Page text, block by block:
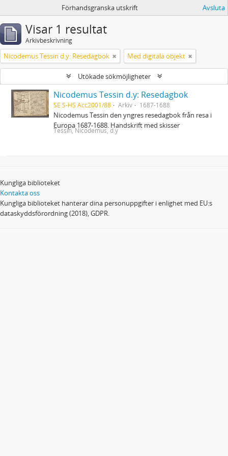
Förhandsgranska utskrift Avsluta
Visar 1 resultat
Arkivbeskrivning
Nicodemus Tessin d.y: Resedagbok Med digitala objekt
Utökade sökmöjligheter
Nicodemus Tessin d.y: Resedagbok
SE S-HS Acc2001/88 Arkiv 1687-1688
Nicodemus Tessin den yngres resedagbok från resa i
Europa 1687-1688. Handskrift med skisser
Tessin, Nicodemus, d.y
Kungliga biblioteket
Kontakta oss
Kungliga biblioteket hanterar dina personuppgifter i enlighet med EU:s
dataskyddsförordning (2018), GDPR.